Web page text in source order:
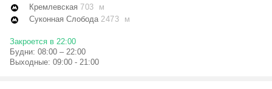
Кремлевская 703 м
Суконная Слобода2473 м
Закроется в 22:00
Будни: 08:00 – 22:00
Выходные: 09:00 - 21:00